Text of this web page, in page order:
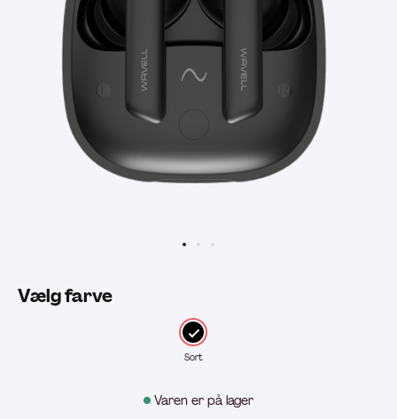
Varen er på lager
Vælg farve
Sort